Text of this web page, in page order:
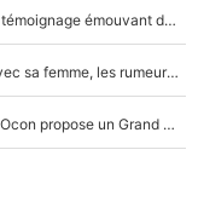
F1 : « Je lui ai fait un câlin, puis j’ai dû partir...», le témoignage émouvant de Max Verstappen sur sa fille
F1 : Charles Leclerc surpris par les paparazzis avec sa femme, les rumeurs étaient vraies !
Comme pour le final du Tour de France, Esteban Ocon propose un Grand Prix de Formule 1 à Paris : «Autour de l’Arc de Triomphe, ce serait génial» !